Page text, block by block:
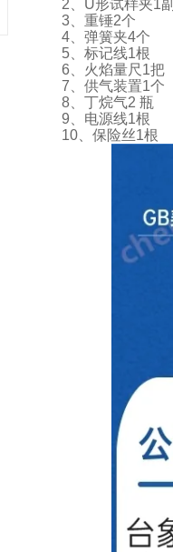
2
U形试样夹1副
3 、重锤2个
4 、弹簧夹4个
5 、标记线1根
6 、火焰量尺 1把
7 、供气装置1个
8 、丁烷气2 瓶
9 、电源线1根
10 、保险丝1根